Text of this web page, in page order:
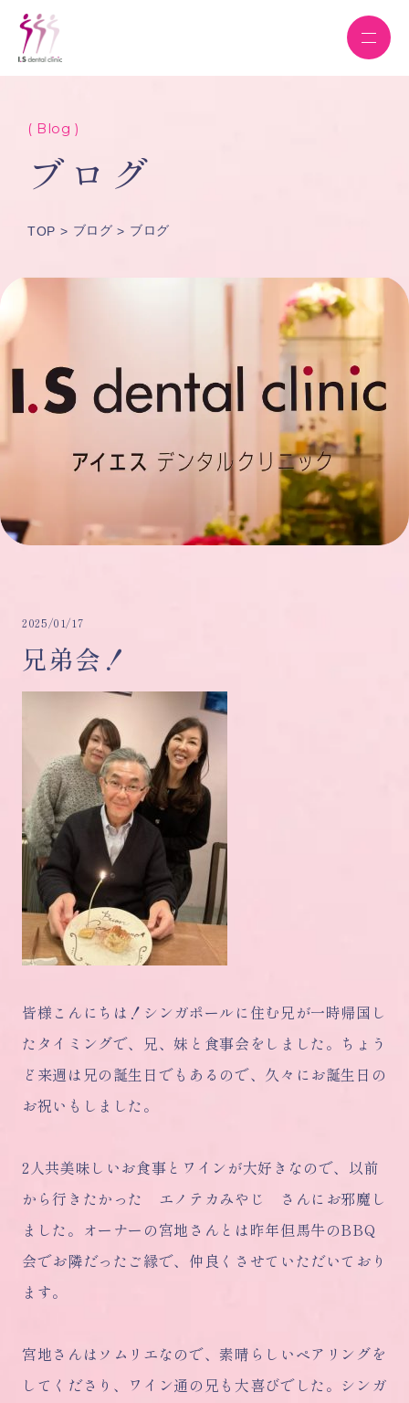
( Blog )
ブログ
TOP ブログ ブログ
2025/01/17
兄弟会！
皆様こんにちは！シンガポールに住む兄が一時帰国し
たタイミングで、兄、妹と食事会をしました。ちょう
ど来週は兄の誕生日でもあるので、久々にお誕生日の
お祝いもしました。
2人共美味しいお食事とワインが大好きなので、以前
から行きたかった エノテカみやじ さんにお邪魔し
ました。オーナーの宮地さんとは昨年但馬牛のBBQ
会でお隣だったご縁で、仲良くさせていただいており
ます。
宮地さんはソムリエなので、素晴らしいペアリングを
してくださり、ワイン通の兄も大喜びでした。シンガ